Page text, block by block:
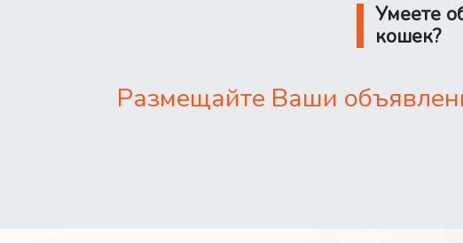
Умеете
кошек?
Размещайте Ваши